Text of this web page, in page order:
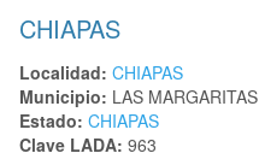
CHIAPAS
Localidad: CHIAPAS
Municipio: LAS MARGARITAS
Estado: CHIAPAS
Clave LADA: 963